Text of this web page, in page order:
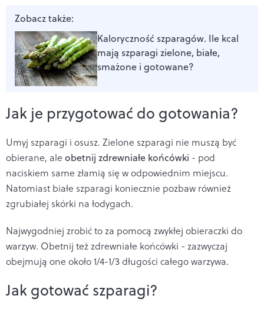
Zobacz także:
Kaloryczność szparagów. Ile kcal
mają szparagi zielone, białe,
smażone i gotowane?
Jak je przygotować do gotowania?
Umyj szparagi i osusz. Zielone szparagi nie muszą być
obierane, ale obetnij zdrewniałe końcówki - pod
naciskiem same złamią się w odpowiednim miejscu.
Natomiast białe szparagi koniecznie pozbaw również
zgrubiałej skórki na łodygach.
Najwygodniej zrobić to za pomocą zwykłej obieraczki do
warzyw. Obetnij teżzdrewniałe końcówki - zazwyczaj
obejmują one około 1/4-1/3 długości całego warzywa.
Jak gotować szparagi?